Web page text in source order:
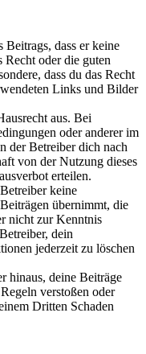
dass er keine
Recht oder die guten
dass du das Recht
Links und Bilder
aus. Bei
oder anderer im
der Betreiber dich nach
von der Nutzung dieses
erteilen.
keine
übernimmt, die
nicht zur Kenntnis
dein
jederzeit zu löschen
hinaus, deine Beiträge
verstoßen oder
Dritten Schaden